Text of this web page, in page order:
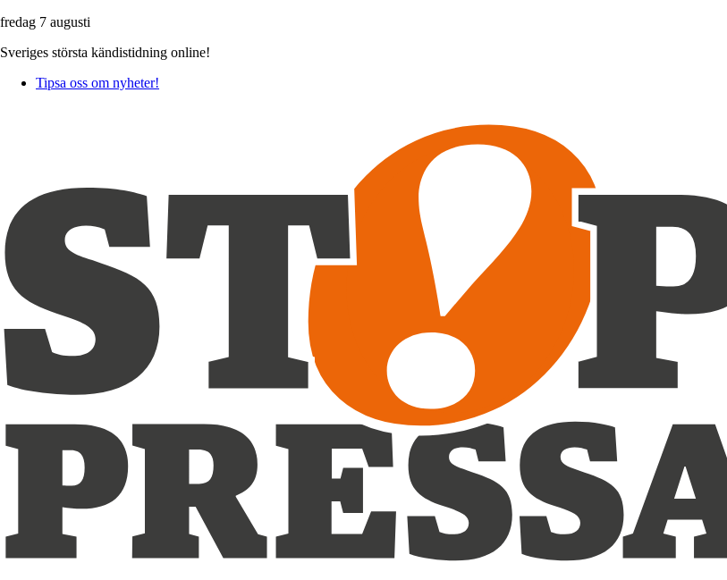
fredag 7 augusti
Sveriges största kändistidning online!
Tipsa oss om nyheter!